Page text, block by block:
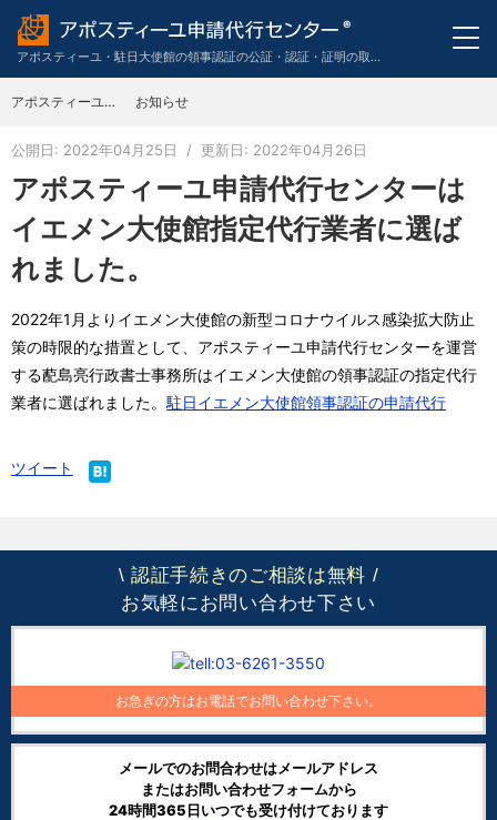
アポスティーユ・駐日大使館の領事認証の公証・認証・証明の取得申請代行のワンストップサービス。英語・スペイン語・中国語・ドイツ語・フランス語・イタリア語・韓国語の翻訳も代行。
アポスティーユ申請代行センター お知らせ
公開日: 2022年04月25日 / 更新日: 2022年04月26日
アポスティーユ申請代行センターは
イエメン大使館指定代行業者に選ば
れました。
2022年1月よりイエメン大使館の新型コロナウイルス感染拡大防止
策の時限的な措置として、アポスティーユ申請代行センターを運営
する蓜島亮行政書士事務所はイエメン大使館の領事認証の指定代行
業者に選ばれました。 駐日イエメン大使館領事認証の申請代行
ツイート
\ 認証手続きのご相談は無料 /
お気軽にお問い合わせ下さい
お急ぎの方はお電話でお問い合わせ下さい。
メールでのお問合わせはメールアドレス
またはお問い合わせフォームから
24時間365日いつでも受け付けております